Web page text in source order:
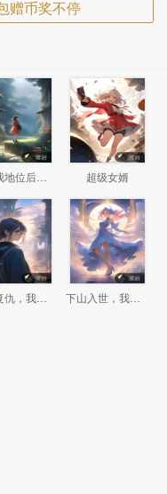
赠币奖不停
知道我地位后，前妻悔哭了 超级女婿
下山复仇，我是世间最后的龙王 下山入世，我的手段能通神